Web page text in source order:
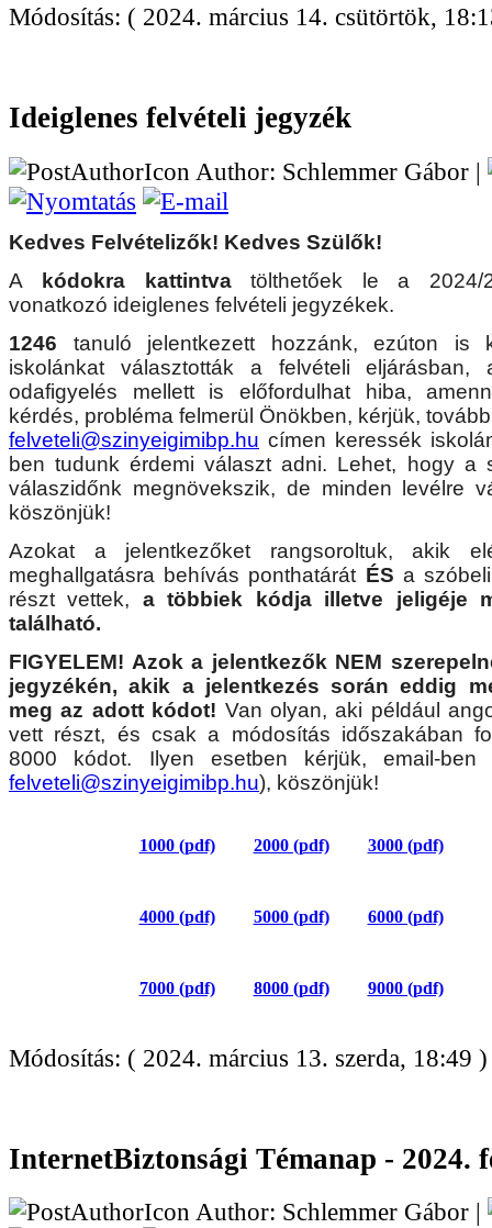
Módosítás: ( 2024. március 14. csütörtök,
Ideiglenes felvételi jegyzék
Author: Schlemmer Gábor |
Kedves Felvételizők! Kedves Szülők!
A kódokra kattintvatölthetőek le a 2024/
vonatkozó ideiglenes felvételi jegyzékek.
1246 tanuló jelentkezett hozzánk, ezúton is
iskolánkat választották a felvételi eljárásban,
odafigyelés mellett is előfordulhat hiba,
kérdés, probléma felmerül Önökben, kérjük,
felveteli@szinyeigimibp.hu címen keressék
ben tudunk érdemi választ adni. Lehet, hogy a
válaszidőnk megnövekszik, de minden levélre
köszönjük!
Azokat a jelentkezőket rangsoroltuk, akik
meghallgatásra behívás ponthatárát ÉS a
részt vettek, a többiek kódja illetve jeligéje
található.
FIGYELEM! Azok a jelentkezők NEM
jegyzékén, akik a jelentkezés során eddig
meg az adott kódot! Van olyan, aki például
vett részt, és csak a módosítás időszakában
8000 kódot. Ilyen esetben kérjük, email-ben
felveteli@szinyeigimibp.hu), köszönjük!
1000 (pdf) 2000 (pdf) 3000 (pdf)
4000 (pdf) 5000 (pdf) 6000 (pdf)
7000 (pdf) 8000 (pdf) 9000 (pdf)
Módosítás: ( 2024. március 13. szerda, 18:49 )
InternetBiztonsági Témanap - 2024.
Author: Schlemmer Gábor |